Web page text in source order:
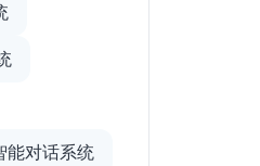
能对话系统